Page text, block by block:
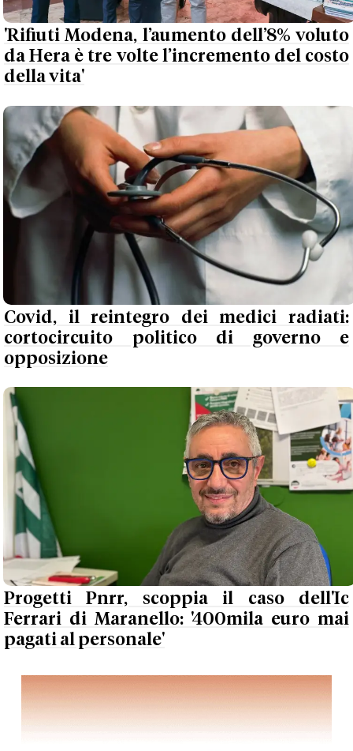
'Rifiuti Modena, l’aumento dell’8% voluto
da Hera è tre volte l’incremento del costo
della vita'
Covid, il reintegro dei medici radiati:
cortocircuito politico di governo e
opposizione
Progetti Pnrr, scoppia il caso dell'Ic
Ferrari di Maranello: '400mila euro mai
pagati al personale'